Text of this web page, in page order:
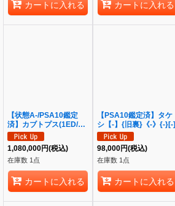
カートに入れる カートに入れる
【状態A-/PSA10鑑定
済】カブトプス(1ED/ク
リスタルタイプ)《-》
{090/088}[-]
1,080,000円(税込)
在庫数 1点
カートに入れる
【PSA10鑑定済】タケ
シ【-】{旧裏}《-》{-}[-]
98,000円(税込)
在庫数 1点
カートに入れる